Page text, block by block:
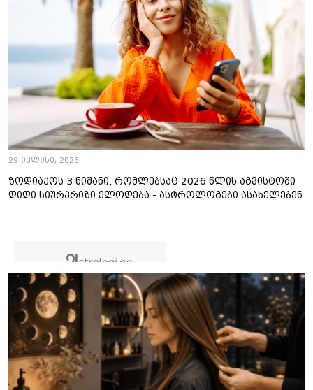
29 ივლისი, 2026
ზოდიაქოს 3 ნიშანი, რომლებსაც 2026 წლის აგვისტოში
დიდი სიურპრიზი ელოდება - ასტროლოგები ასახელებენ